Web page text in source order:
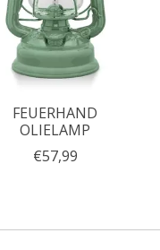
FEUERHAND
OLIELAMP
€57,99